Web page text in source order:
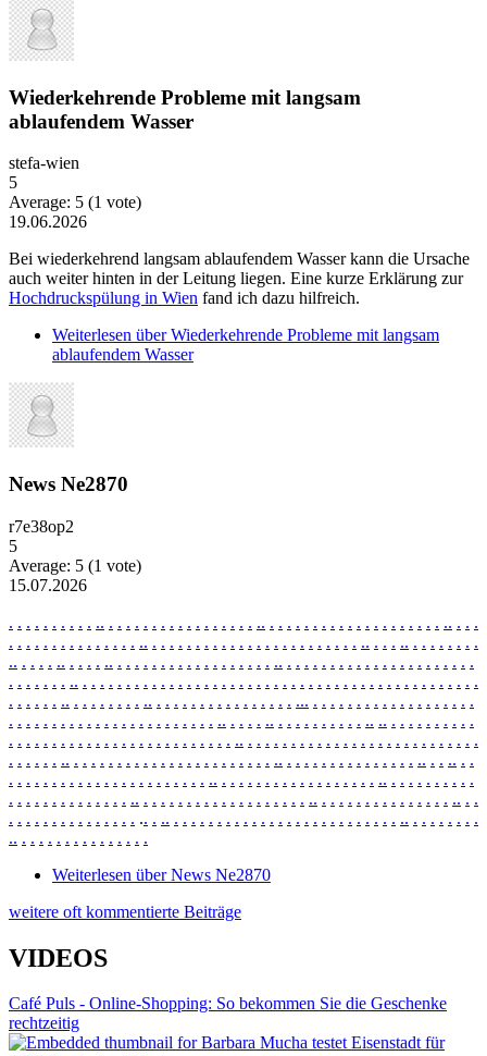
Wiederkehrende Probleme mit langsam
ablaufendem Wasser
stefa-wien
5
Average: 5 (1 vote)
19.06.2026
Bei wiederkehrend langsam ablaufendem Wasser kann die Ursache
auch weiter hinten in der Leitung liegen. Eine kurze Erklärung zur
Hochdruckspülung in Wien fand ich dazu hilfreich.
Weiterlesen über Wiederkehrende Probleme mit langsam
ablaufendem Wasser
News Ne2870
r7e38op2
5
Average: 5 (1 vote)
15.07.2026
. . . . . . . . . . .. . . . . . . . . . . . . . . . . . .. . . . . . . . . . . . . . . . . . . . . .. . . .
. . . . . . . . . . . . . . . .. . . . . . . . . . . . . . . . . . . . . . . . . .. . . . .. . . . . . . . .
.. . . . . .. . . . . .. . . . . . . . . . . . . . . . . . . .. . . . . . . . . . . . . . . . . . . . . . .
. . . . . . . .. . . . . . . . . . . . . . . . . . . . . . . . . . . . . . . . . . . . . . . . . . . . . . .
. . . . . . .. . . . . . . . . .. . . . . . . . . . . . . . . . . ... . . . . . . . . . . . . . . . . . . .
. . . . . . . . . . . . . . . . . . . . . . . . .. . . . . .. . . . . . . . . . . .. .. . . . . . . . . . .
. . . . . . . . . . . . . . . . . . . . . . . . . . .. . . . . . . . . . . . . . . . . . . . . . . . . . . .
. . . . . . .. . . . . . . . . . . . . . . . . . . . . . . . .. . . . . . . . . . . . . . . . .. . . .. . .
. . . . . . . . . . . . . . . . . . . . . . . .. . . . . . . . . . . . . . . . . . . .. . . . . . . . . . .
. . . . . . . . . . . . . . .. . . . . . . . . . . . . . . . . . . . .. . . . . . . . . . . . . . . . .. . .
. . . . . . . . . . . . . . . .. . .. . . . . . . . . . . . . . . . . . . . . . . . . . . .. . . . . . . . .
.. . . . . . . . . . . . . . . .
Weiterlesen über News Ne2870
weitere oft kommentierte Beiträge
VIDEOS
Café Puls - Online-Shopping: So bekommen Sie die Geschenke
rechtzeitig